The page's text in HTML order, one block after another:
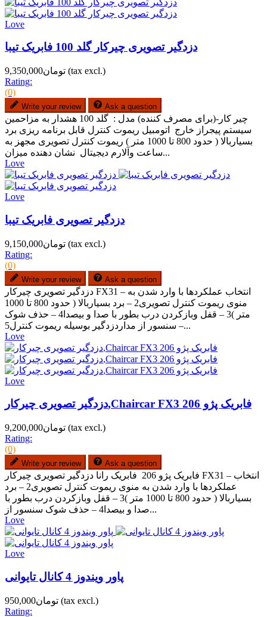
Love
دزدگیر تصویری چیرکار گلد 100 فابریک تیبا
تومان9,350,000 (tax excl.)
Rating:
(0)
Write your review Ask a question
چیر کار-(برای مصرف کننده) مدل : گلد 100 هشدار به مزاحمین
سیستم پیجراز خارج اتومبیل ریموت کنترل قابل برنامه ریزی برد
بسیاربالا ( حدود 800 تا 1000 متر ) ریموت کنترل تصویری مجهز به
ساعت وآلارم دیجیتال نشان دهنده میزان...
Love
Love
دزدگیر تصویری فابریک تیبا
تومان9,150,000 (tax excl.)
Rating:
(0)
Write your review Ask a question
دزدگیر تصویری چیرکار FX31 – انتخاب عملکردها با وارد شدن به
منوی ریموت کنترل تصویری2 – برد بسیاربالا ( حدود 800 تا 1000
متر )3 – قفل وبازکردن درب بطور با صدا و بیصدا4 – حذف شوک
سنسور از مداردزدگیر بوسیله ریموت کنترل5 –...
Love
Love
دزدگیر تصویری چیرکار,Chaircar FX3 فابریک پژو 206
تومان9,200,000 (tax excl.)
Rating:
(0)
Write your review Ask a question
فابریک پژو 206 فابریک رانا دزدگیر تصویری چیرکار FX31 – انتخاب
عملکردها با وارد شدن به منوی ریموت کنترل تصویری2 – برد
بسیاربالا ( حدود 800 تا 1000 متر )3 – قفل وبازکردن درب بطور با
صدا و بیصدا4 – حذف شوک سنسور از...
Love
Love
پاور ویندوز 4 کانال تایوانی
تومان950,000 (tax excl.)
Rating: